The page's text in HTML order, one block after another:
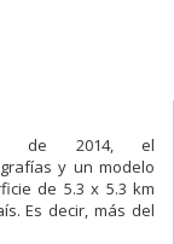
de 2014, el
y un modelo
de 5.3 x 5.3 km
Es decir, más del